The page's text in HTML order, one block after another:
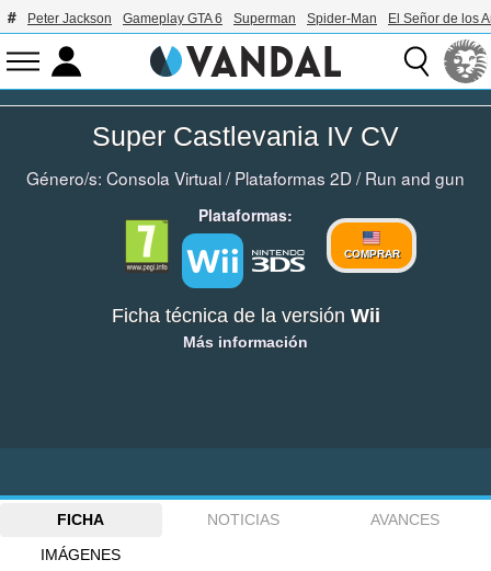
Peter Jackson Gameplay GTA 6 Superman Spider-Man El Señor de los
Super Castlevania IV CV
Género/s: Consola Virtual/Plataformas 2D/Run and gun
Plataformas:
COMPRAR
Ficha técnica de la versión Wii
Más información
FICHA NOTICIAS
AVANCES
IMÁGENES